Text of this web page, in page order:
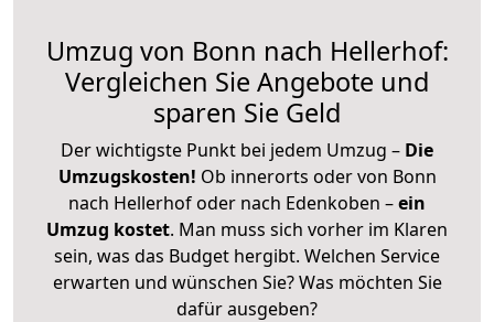
Umzug von Bonn nach Hellerhof:
Vergleichen Sie Angebote und
sparen Sie Geld
Der wichtigste Punkt bei jedem Umzug – Die
Umzugskosten! Ob innerorts oder von Bonn
nach Hellerhof oder nach Edenkoben –ein
Umzug kostet. Man muss sich vorher im Klaren
sein, was das Budget hergibt. Welchen Service
erwarten und wünschen Sie? Was möchten Sie
dafür ausgeben?